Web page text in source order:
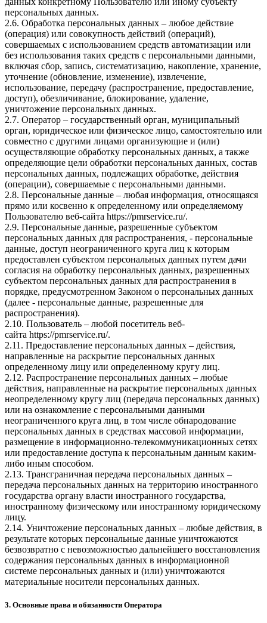
персональных данных.
2.6. Обработка персональных данных – любое действие
(операция) или совокупность действий (операций),
совершаемых с использованием средств автоматизации или
без использования таких средств с персональными данными,
включая сбор, запись, систематизацию, накопление, хранение,
уточнение (обновление, изменение), извлечение,
использование, передачу (распространение, предоставление,
доступ), обезличивание, блокирование, удаление,
уничтожение персональных данных.
2.7. Оператор – государственный орган, муниципальный
орган, юридическое или физическое лицо, самостоятельно или
совместно с другими лицами организующие и (или)
осуществляющие обработку персональных данных, а также
определяющие цели обработки персональных данных, состав
персональных данных, подлежащих обработке, действия
(операции), совершаемые с персональными данными.
2.8. Персональные данные – любая информация, относящаяся
прямо или косвенно к определенному или определяемому
Пользователю веб-сайта https://pmrservice.ru/.
2.9. Персональные данные, разрешенные субъектом
персональных данных для распространения, - персональные
данные, доступ неограниченного круга лиц к которым
предоставлен субъектом персональных данных путем дачи
согласия на обработку персональных данных, разрешенных
субъектом персональных данных для распространения в
порядке, предусмотренном Законом о персональных данных
(далее - персональные данные, разрешенные для
распространения).
2.10. Пользователь – любой посетитель веб-
сайта https://pmrservice.ru/.
2.11. Предоставление персональных данных – действия,
направленные на раскрытие персональных данных
определенному лицу или определенному кругу лиц.
2.12. Распространение персональных данных – любые
действия, направленные на раскрытие персональных данных
неопределенному кругу лиц (передача персональных данных)
или на ознакомление с персональными данными
неограниченного круга лиц, в том числе обнародование
персональных данных в средствах массовой информации,
размещение в информационно-телекоммуникационных сетях
или предоставление доступа к персональным данным каким-
либо иным способом.
2.13. Трансграничная передача персональных данных –
передача персональных данных на территорию иностранного
государства органу власти иностранного государства,
иностранному физическому или иностранному юридическому
лицу.
2.14. Уничтожение персональных данных – любые действия, в
результате которых персональные данные уничтожаются
безвозвратно с невозможностью дальнейшего восстановления
содержания персональных данных в информационной
системе персональных данных и (или) уничтожаются
материальные носители персональных данных.
3. Основные права и обязанности Оператора